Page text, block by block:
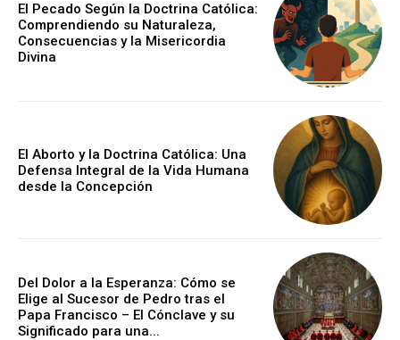
El Pecado Según la Doctrina Católica:
Comprendiendo su Naturaleza,
Consecuencias y la Misericordia
Divina
El Aborto y la Doctrina Católica: Una
Defensa Integral de la Vida Humana
desde la Concepción
Del Dolor a la Esperanza: Cómo se
Elige al Sucesor de Pedro tras el
Papa Francisco – El Cónclave y su
Significado para una...